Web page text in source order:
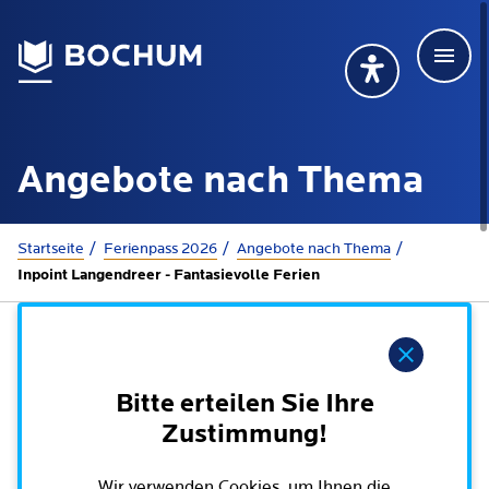
Übersetzung
Deutsch
Angebote nach Thema
Startseite Ferienpass 2026 Angebote nach Thema
Inpoint Langendreer - Fantasievolle Ferien
Bitte erteilen Sie Ihre
Zustimmung!
Übersetzung wählen (öffnet sich in Google
Deutsch
Dienstleistungen von A-Z
Lebenslagen
Dienstleistungen nach Lebenslagen